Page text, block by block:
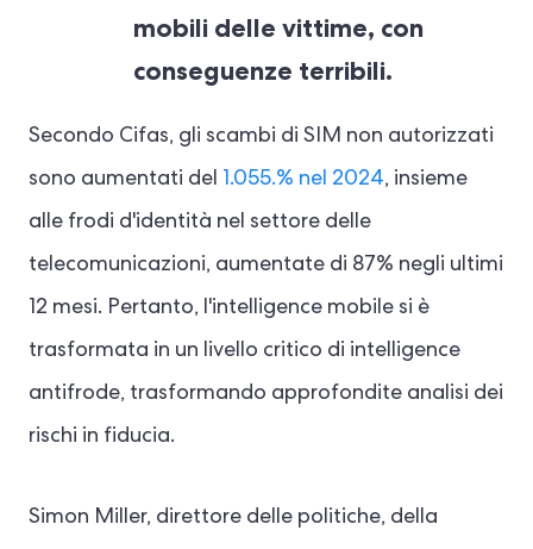
mobili delle vittime, con
conseguenze terribili.
Secondo Cifas, gli scambi di SIM non autorizzati
sono aumentati del 1.055.% nel 2024, insieme
alle frodi d'identità nel settore delle
telecomunicazioni, aumentate di 87% negli ultimi
12 mesi. Pertanto, l'intelligence mobile si è
trasformata in un livello critico di intelligence
antifrode, trasformando approfondite analisi dei
rischi in fiducia.
Simon Miller, direttore delle politiche, della